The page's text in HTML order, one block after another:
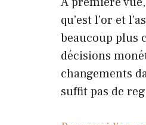
qu’est l’or et
beaucoup plus
décisions
changements
suffit pas de